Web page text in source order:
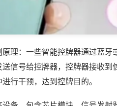
理：一些智能控牌器通过蓝
信号给控牌器，控牌器接收
行干预，达到控牌目的。